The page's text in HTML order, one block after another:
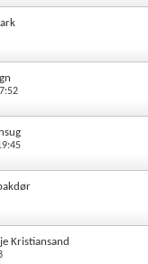
Kristiansand